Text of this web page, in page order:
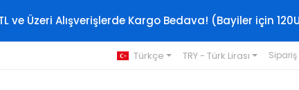
ve Üzeri Alışverişlerde Kargo Bedava! (Bayiler için
Türkçe TRY - Türk Lirası